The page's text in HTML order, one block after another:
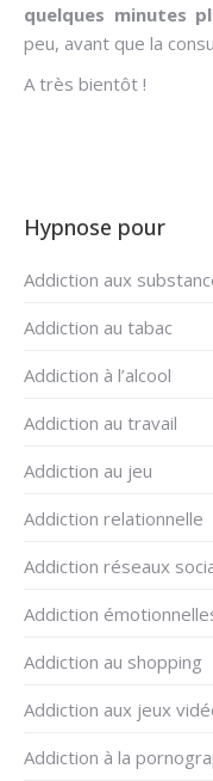
quelques minutes
peu, avant que la
A très bientôt !
Hypnose pour
Addiction aux
Addiction au tabac
Addiction à l’alcool
Addiction au travail
Addiction au jeu
Addiction relationnelle
Addiction réseaux
Addiction
Addiction au shopping
Addiction aux jeux
Addiction à la